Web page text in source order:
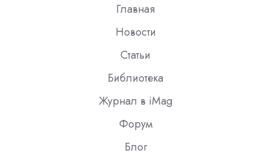
Главная
Новости
Статьи
Библиотека
Журнал в iMag
Форум
Блог